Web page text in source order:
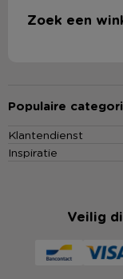
Zoek een
Populaire
Klantendienst
Inspiratie
Veilig